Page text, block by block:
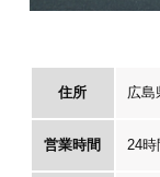
住所 広島
営業時間 24時